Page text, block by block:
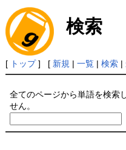
検索
[ トップ] [ 新規 | 一覧| 検索|
全てのページから単語を検索
せん。